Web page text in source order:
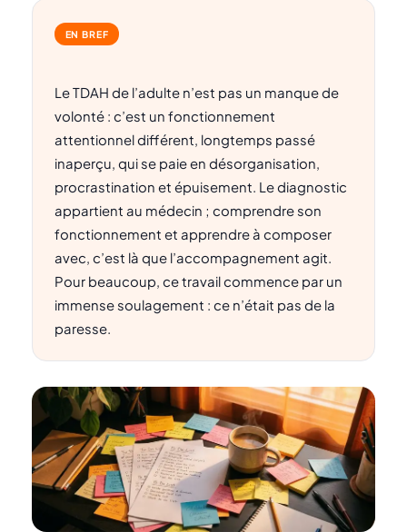
EN BREF
Le TDAH de l’adulte n’est pas un manque de
volonté : c’est un fonctionnement
attentionnel différent, longtemps passé
inaperçu, qui se paie en désorganisation,
procrastination et épuisement. Le diagnostic
appartient au médecin ; comprendre son
fonctionnement et apprendre à composer
avec, c’est là que l’accompagnement agit.
Pour beaucoup, ce travail commence par un
immense soulagement : ce n’était pas de la
paresse.